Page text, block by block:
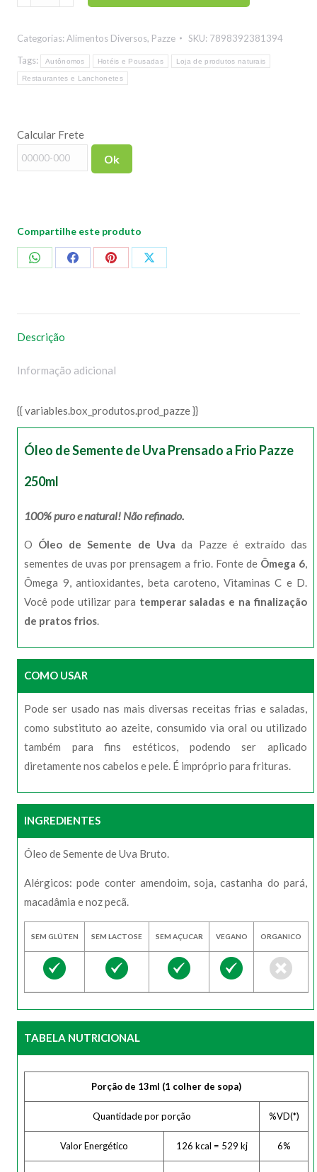
de
Uva
Prensado
Pazze
250ml
quantidade
Categorias: Alimentos Diversos, Pazze SKU: 7898392381394
Tags:
Autônomos Hotéis e Pousadas Loja de produtos naturais
Restaurantes e Lanchonetes
Calcular Frete
Ok
Compartilhe este produto
CompartilharCompartilharCompartilharCompartilhar
Descrição
Informação adicional
{{ variables.box_produtos.prod_pazze }}
Óleo de Semente de Uva Prensado a Frio Pazze
250ml
100% puro e natural! Não refinado.
O Óleo de Semente de Uva da Pazze é extraído das
sementes de uvas por prensagem a frio. Fonte de Ômega 6
Ômega 9, antioxidantes, beta caroteno, Vitaminas C e D.
Você pode utilizar para temperar saladas e na finalização
de pratos frios
COMO USAR
Pode ser usado nas mais diversas receitas frias e saladas,
como substituto ao azeite, consumido via oral ou utilizado
também para fins estéticos, podendo ser aplicado
diretamente nos cabelos e pele. É impróprio para frituras.
INGREDIENTES
Óleo de Semente de Uva Bruto.
Alérgicos: pode conter amendoim, soja, castanha do pará,
macadâmia e noz pecã.
SEM GLÚTEN SEM LACTOSE SEM AÇUCAR VEGANO ORGANICO
TABELA NUTRICIONAL
Porção de 13ml (1 colher de sopa)
Quantidade por porção %VD(*)
Valor Energético 126 kcal = 529 kj 6%